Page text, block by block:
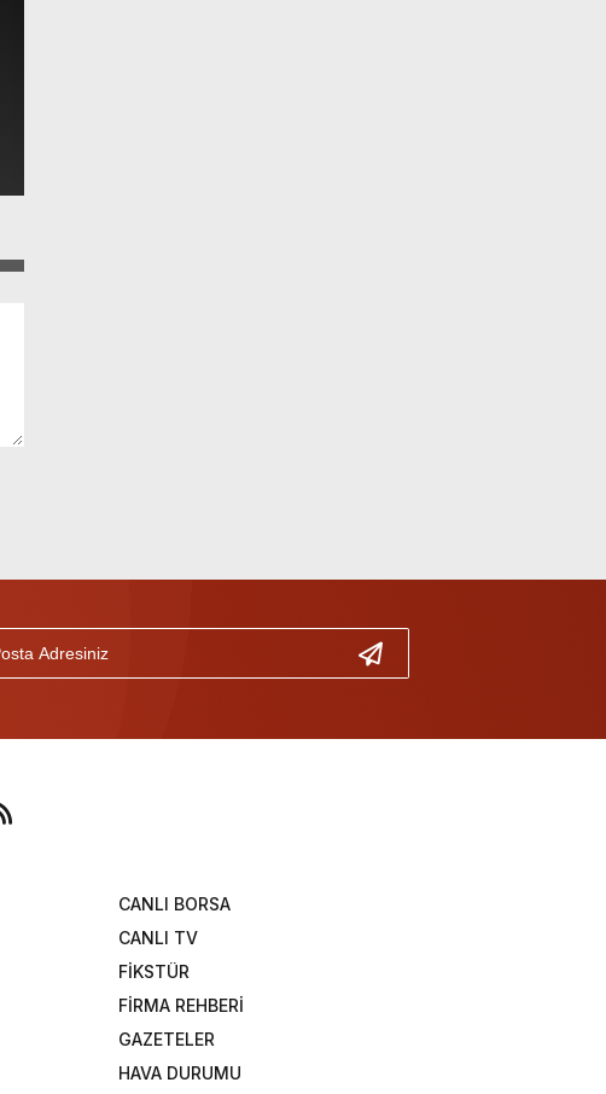
CANLI BORSA
CANLI TV
FİKSTÜR
FİRMA REHBERİ
GAZETELER
HAVA DURUMU